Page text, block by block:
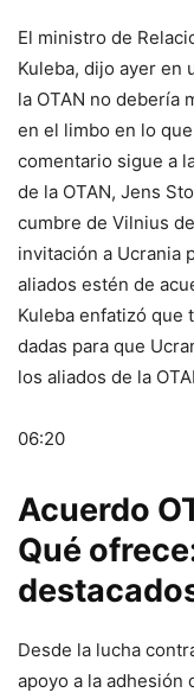
El ministro de
Kuleba, dijo ayer en
la OTAN no debería
en el limbo en lo
comentario sigue a
de la OTAN, Jens
cumbre de Vilnius
invitación a Ucrania
aliados estén de
Kuleba enfatizó que
dadas para que
los aliados de la
06:20
Acuerdo
Qué
Desde la lucha
apoyo a la adhesión